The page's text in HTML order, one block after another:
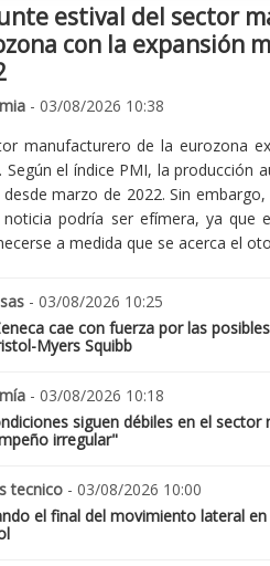
estival del sector
con la expansión
- 03/08/2026 10:38
manufacturero de la eurozona
Según el índice PMI, la producción
marzo de 2022. Sin
noticia podría ser efímera, ya que
a medida que se acerca el
- 03/08/2026 10:25
cae con fuerza por las
Myers Squibb
- 03/08/2026 10:18
siguen débiles en el
irregular"
tecnico - 03/08/2026 10:00
el final del movimiento lateral